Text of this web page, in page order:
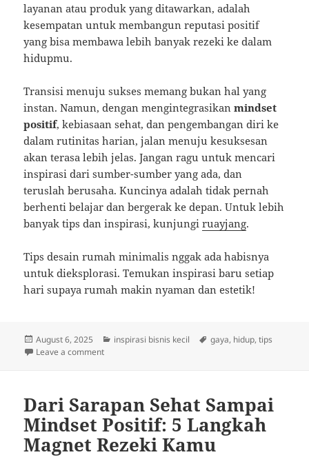
layanan atau produk yang ditawarkan, adalah
kesempatan untuk membangun reputasi positif
yang bisa membawa lebih banyak rezeki ke dalam
hidupmu.
Transisi menuju sukses memang bukan hal yang
instan. Namun, dengan mengintegrasikanmindset
positif, kebiasaan sehat, dan pengembangan diri ke
dalam rutinitas harian, jalan menuju kesuksesan
akan terasa lebih jelas. Jangan ragu untuk mencari
inspirasi dari sumber-sumber yang ada, dan
teruslah berusaha. Kuncinya adalah tidak pernah
berhenti belajar dan bergerak ke depan. Untuk lebih
banyak tips dan inspirasi, kunjungiruayjang.
Tips desain rumah minimalis nggak ada habisnya
untuk dieksplorasi. Temukan inspirasi baru setiap
hari supaya rumah makin nyaman dan estetik!
Posted
on
August 6, 2025 Categories
inspirasi bisnis kecil Tags
gaya, hidup,tips
Leave a commenton Jalan Menuju Sukses: Kebiasaan Sehat dan
Dari Sarapan Sehat Sampai
Mindset Positif: 5 Langkah
Magnet Rezeki Kamu